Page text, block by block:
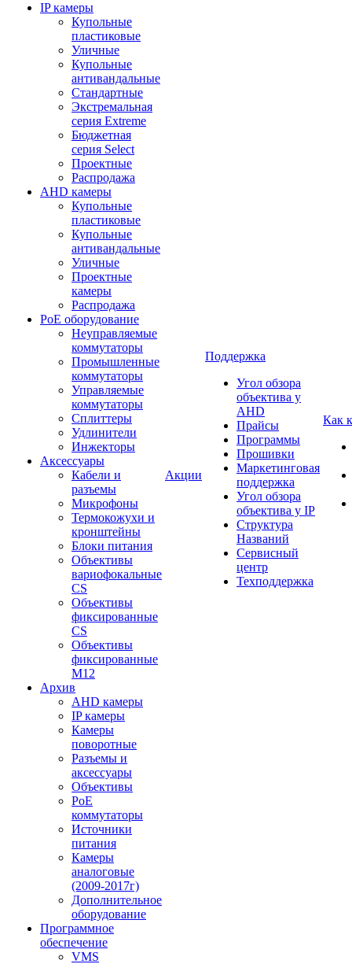
IP камеры
Купольные
пластиковые
Уличные
Купольные
антивандальные
Стандартные
Экстремальная
серия Extreme
Бюджетная
серия Select
Проектные
Распродажа
AHD камеры
Купольные
пластиковые
Купольные
антивандальные
Уличные
Проектные
камеры
Распродажа
PoE оборудование
Неуправляемые
коммутаторы
Промышленные
коммутаторы
Управляемые
коммутаторы
Сплиттеры
Удлинители
Инжекторы
Аксессуары
Кабели и
разъемы
Микрофоны
Термокожухи и
кронштейны
Блоки питания
Объективы
вариофокальные
CS
Объективы
фиксированные
CS
Объективы
фиксированные
М12
Архив
AHD камеры
IP камеры
Камеры
поворотные
Разъемы и
аксессуары
Объективы
PoE
коммутаторы
Источники
питания
Камеры
аналоговые
(2009-2017г)
Дополнительное
оборудование
Программное
обеспечение
VMS
Акции
Поддержка
Угол обзора
объектива у
AHD
Прайсы
Программы
Прошивки
Маркетинговая
поддержка
Угол обзора
объектива у IP
Структура
Названий
Сервисный
центр
Техподдержка
Как